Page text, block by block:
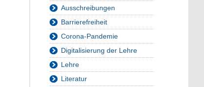
Ausschreibungen
Barrierefreiheit
Corona-Pandemie
Digitalisierung der Lehre
Lehre
Literatur